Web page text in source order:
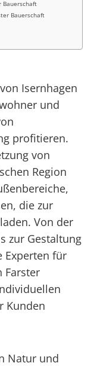
Bauerschaft
Bauerschaft
Isernhagen
und
profitieren.
von
Region
die zur
Von der
zur Gestaltung
Experten für
Farster
Kunden
Natur und